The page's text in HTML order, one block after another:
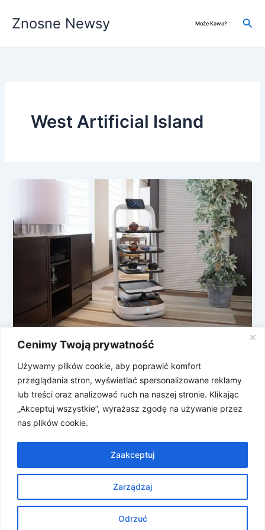
Cenimy Twoją prywatność
Używamy plików cookie, aby poprawić komfort
przeglądania stron, wyświetlać spersonalizowane reklamy
lub treści oraz analizować ruch na naszej stronie. Klikając
„Akceptuj wszystkie”, wyrażasz zgodę na używanie przez
nas plików cookie.
Zarządzaj
Odrzuć
Zaakceptuj
Znosne Newsy Może Kawa?
West Artificial Island
Zameldowanie u robota. Zapowiedź
robo-hotelu w Chinach
W ostatnich dniach wokół hotelarstwa jest głośno i
gorąco. Jeśli nie spodobało Wam się na przykład w
Pobierowie, czy w […]
Prawa autorskie © 2026 Znosne Newsy | Obsługiwane przez
Motyw Astra WordPress